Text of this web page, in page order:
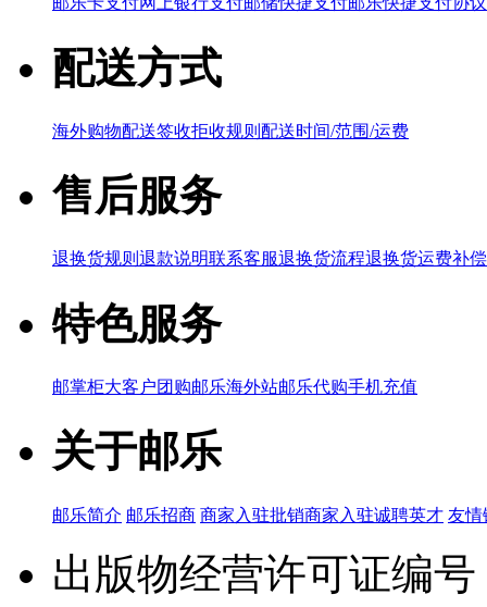
配送方式
海外购物配送签收拒收规则 配送时间/范围/运费
售后服务
退换货规则 退款说明联系客服退换货流程退换货运费补
特色服务
邮掌柜大客户团购邮乐海外站邮乐代购手机充值
关于邮乐
邮乐简介 邮乐招商 商家入驻批销商家入驻诚聘英才 友情
出版物经营许可证编